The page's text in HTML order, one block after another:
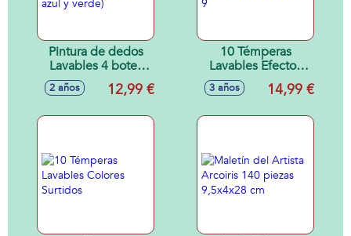
Pintura de dedos
Lavables 4 botes
anti-goteo (Rojo,
amarillo, azul y
2 años 12,99 €
10 Témperas
Lavables Efectos
Especiales 9 x 22,5
3 años 14,99 €